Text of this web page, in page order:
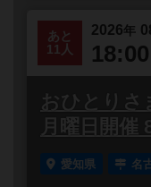
あと
11人
2026年
おひとり
月曜日開催
愛知県 名